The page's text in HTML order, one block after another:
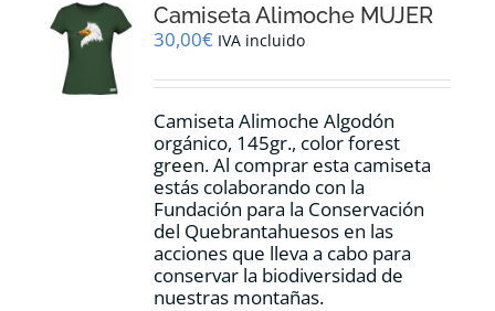
se
pueden
en
página
de
producto
Camiseta Alimoche MUJER
30,00€ IVA incluido
Camiseta Alimoche Algodón
orgánico, 145gr., color forest
green. Al comprar esta camiseta
estás colaborando con la
Fundación para la Conservación
del Quebrantahuesos en las
acciones que lleva a cabo para
conservar la biodiversidad de
nuestras montañas.